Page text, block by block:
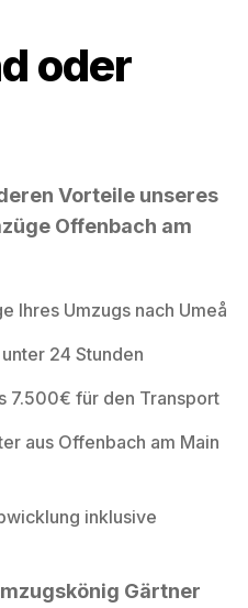
oder
Vorteile unseres
Offenbach am
Ihres Umzugs nach Umeå
24 Stunden
7.500€ für den Transport
aus Offenbach am Main
inklusive
Gärtner